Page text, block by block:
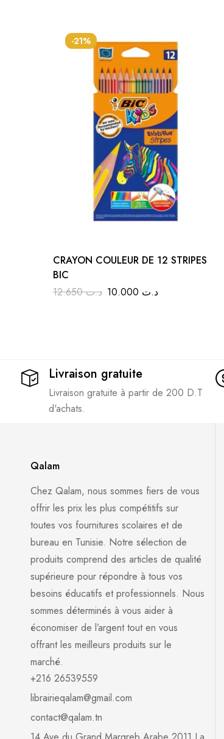
-21%
CRAYON COULEUR DE 12 STRIPES
BIC
د.ت12.650 د.ت
Livraison gratuite
Livraison gratuite à partir de 200 D.T
d'achats.
Qalam
Chez Qalam, nous sommes fiers de vous
offrir les prix les plus compétitifs sur
toutes vos fournitures scolaires et de
bureau en Tunisie. Notre sélection de
produits comprend des articles de qualité
supérieure pour répondre à tous vos
besoins éducatifs et professionnels. Nous
sommes déterminés à vous aider à
économiser de l’argent tout en vous
offrant les meilleurs produits sur le
marché.
+216 26539559
librairieqalam@gmail.com
contact@qalam.tn